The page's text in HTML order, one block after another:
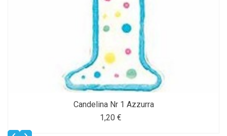
Candelina Nr 1 Azzurra
1,20 €